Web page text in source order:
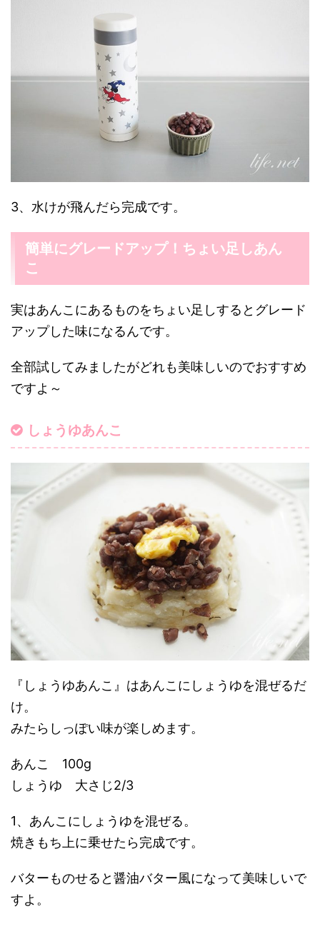
3、水けが飛んだら完成です。
簡単にグレードアップ！ちょい足しあん
こ
実はあんこにあるものをちょい足しするとグレード
アップした味になるんです。
全部試してみましたがどれも美味しいのでおすすめ
ですよ～
しょうゆあんこ
『しょうゆあんこ』はあんこにしょうゆを混ぜるだ
け。
みたらしっぽい味が楽しめます。
あんこ 100g
しょうゆ 大さじ2/3
1、あんこにしょうゆを混ぜる。
焼きもち上に乗せたら完成です。
バターものせると醤油バター風になって美味しいで
すよ。